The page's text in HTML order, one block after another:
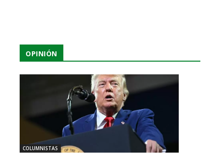
OPINIÓN
COLUMNISTAS